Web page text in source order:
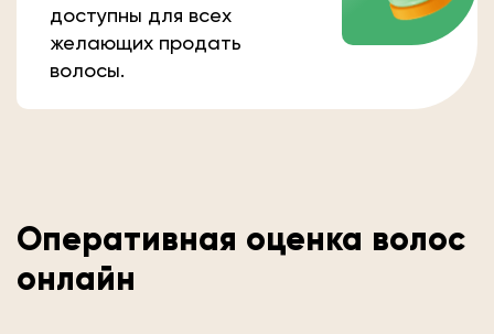
доступны для всех
желающих продать
волосы.
Оперативная оценка волос
онлайн